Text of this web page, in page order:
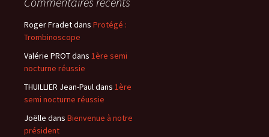
Roger Fradetdans Protégé :
Trombinoscope
Valérie PROTdans 1ère semi
nocturne réussie
THUILLIER Jean-Pauldans 1ère
semi nocturne réussie
Joëlle dans Bienvenue à notre
président